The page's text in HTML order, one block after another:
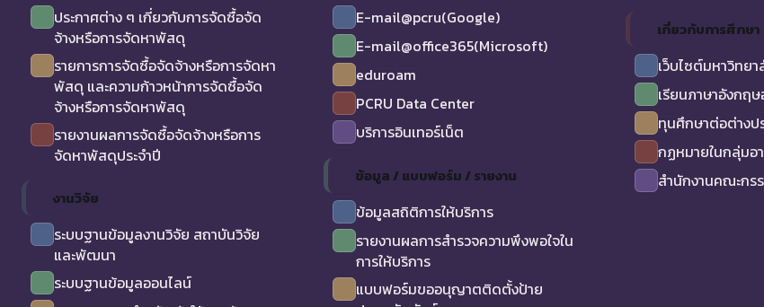
ประกาศต่าง ๆ เกี่ยวกับการจัดซื้อจัด
จ้างหรือการจัดหาพัสดุ
รายการการจัดซื้อจัดจ้างหรือการจัดหา
พัสดุ และความก้าวหน้าการจัดซื้อจัด
จ้างหรือการจัดหาพัสดุ
รายงานผลการจัดซื้อจัดจ้างหรือการ
จัดหาพัสดุประจำปี
งานวิจัย
ระบบฐานข้อมูลงานวิจัย สถาบันวิจัย
และพัฒนา
ระบบฐานข้อมูลออนไลน์
E-mail@pcru(Google)
E-mail@office365(Microsoft)
eduroam
PCRU Data Center
บริการอินเทอร์เน็ต
ข้อมูล / แบบฟอร์ม / รายงาน
ข้อมูลสถิติการให้บริการ
รายงานผลการสำรวจความพึงพอใจใน
การให้บริการ
แบบฟอร์มขออนุญาตติดตั้งป้าย
เกี่ยวกับการศึกษา
เว็บไซต์มหาวิทยา
เรียนภาษาอังกฤ
ทุนศึกษาต่อต่างป
กฏหมายในกลุ่มอ
สำนักงานคณะกร